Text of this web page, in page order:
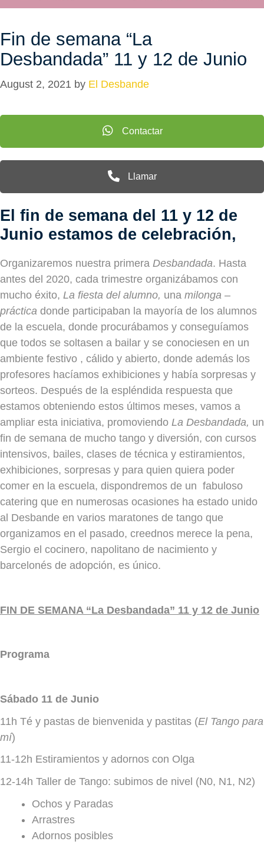
Fin de semana “La
Desbandada” 11 y 12 de Junio
August 2, 2021 by El Desbande
Contactar
Llamar
El fin de semana del 11 y 12 de
Junio estamos de celebración,
Organizaremos nuestra primera Desbandada. Hasta
antes del 2020, cada trimestre organizábamos con
mucho éxito, La fiesta del alumno, una milonga –
práctica donde participaban la mayoría de los alumnos
de la escuela, donde procurábamos y conseguíamos
que todos se soltasen a bailar y se conociesen en un
ambiente festivo , cálido y abierto, donde además los
profesores hacíamos exhibiciones y había sorpresas y
sorteos. Después de la espléndida respuesta que
estamos obteniendo estos últimos meses, vamos a
ampliar esta iniciativa, promoviendo La Desbandada, un
fin de semana de mucho tango y diversión, con cursos
intensivos, bailes, clases de técnica y estiramientos,
exhibiciones, sorpresas y para quien quiera poder
comer en la escuela, dispondremos de un fabuloso
catering que en numerosas ocasiones ha estado unido
al Desbande en varios maratones de tango que
organizamos en el pasado, creednos merece la pena,
Sergio el cocinero, napolitano de nacimiento y
barcelonés de adopción, es único.
FIN DE SEMANA “La Desbandada” 11 y 12 de Junio
Programa
Sábado 11 de Junio
11h Té y pastas de bienvenida y pastitas (El Tango para
mí)
11-12h Estiramientos y adornos con Olga
12-14h Taller de Tango: subimos de nivel (N0, N1, N2)
Ochos y Paradas
Arrastres
Adornos posibles